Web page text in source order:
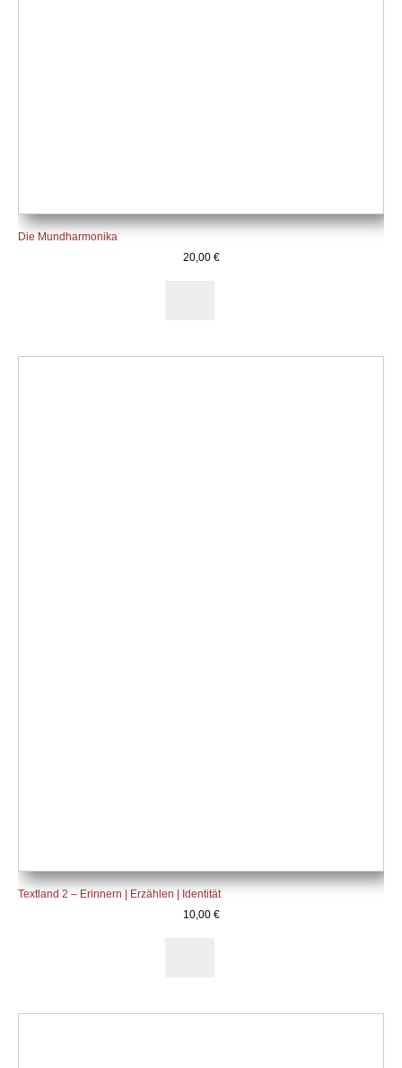
Die Mundharmonika
20,00 €
Textland 2 – Erinnern | Erzählen | Identität
10,00 €